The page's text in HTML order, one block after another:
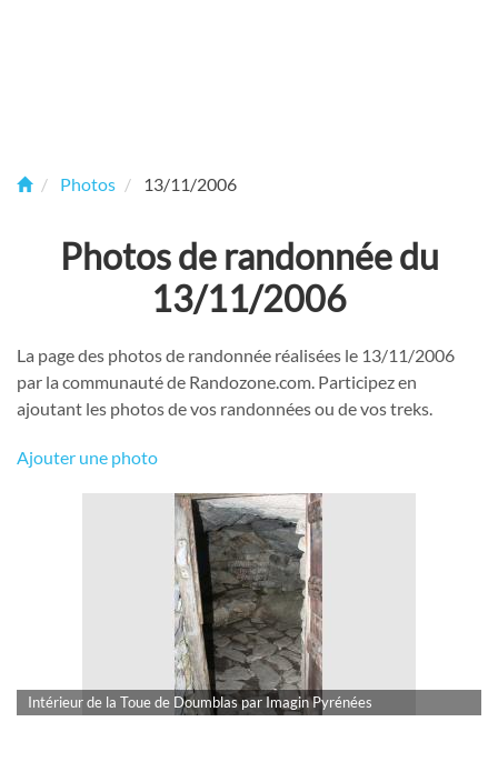
Photos 13/11/2006
Photos de randonnée du
13/11/2006
La page des photos de randonnée réalisées le 13/11/2006
par la communauté de Randozone.com. Participez en
ajoutant les photos de vos randonnées ou de vos treks.
Ajouter une photo
Intérieur de la Toue de Doumblas par Imagin Pyrénées